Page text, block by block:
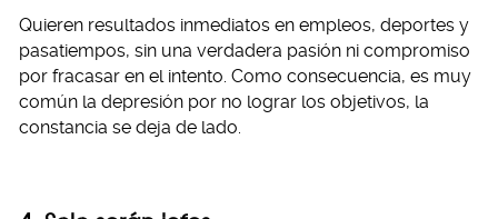
Quieren resultados inmediatos en empleos, deportes y
pasatiempos, sin una verdadera pasión ni compromiso
por fracasar en el intento. Como consecuencia, es muy
común la depresión por no lograr los objetivos, la
constancia se deja de lado.